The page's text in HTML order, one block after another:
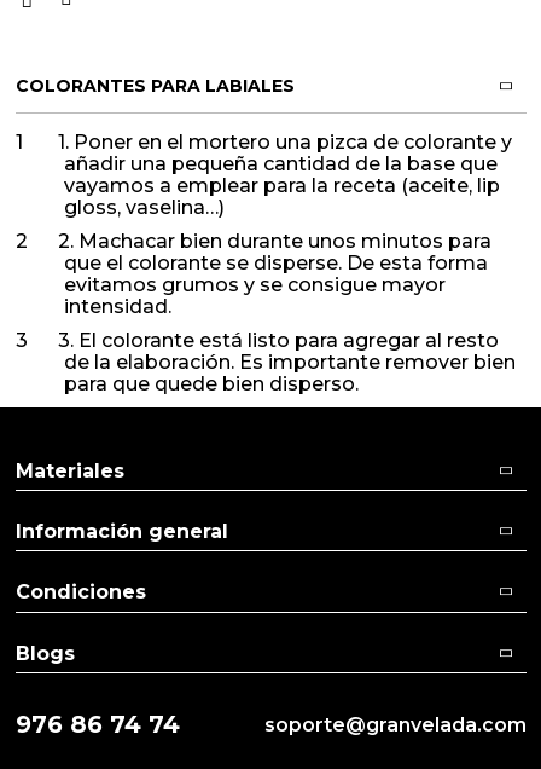
COLORANTES PARA LABIALES
1. Poner en el mortero una pizca de colorante y
añadir una pequeña cantidad de la base que
vayamos a emplear para la receta (aceite, lip
gloss, vaselina…)
2. Machacar bien durante unos minutos para
que el colorante se disperse. De esta forma
evitamos grumos y se consigue mayor
intensidad.
3. El colorante está listo para agregar al resto
de la elaboración. Es importante remover bien
para que quede bien disperso.
976 86 74 74 soporte@granvelada.com
Materiales
Información general
Condiciones
Blogs